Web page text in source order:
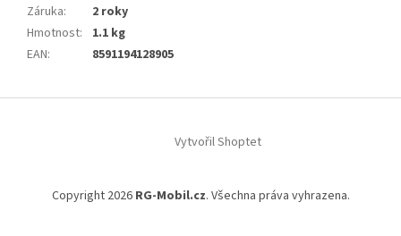
Záruka:
2 roky
Hmotnost:
1.1 kg
EAN: 8591194128905
Vytvořil Shoptet
Copyright 2026 RG-Mobil.cz. Všechna práva vyhrazena.